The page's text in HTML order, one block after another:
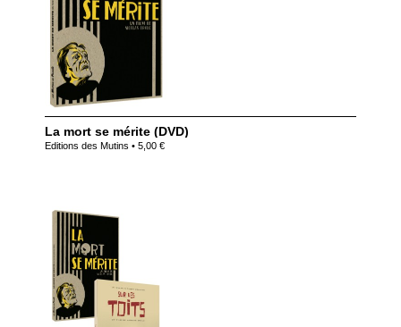
La mort se mérite (DVD)
Editions des Mutins • 5,00 €